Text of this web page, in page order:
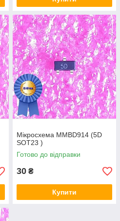
Мікросхема MMBD914 (5D
SOT23 )
Готово до відправки
30 ₴
Купити